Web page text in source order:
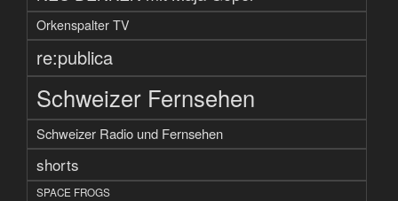
Orkenspalter TV
re:publica
Schweizer Fernsehen
Schweizer Radio und Fernsehen
shorts
SPACE FROGS